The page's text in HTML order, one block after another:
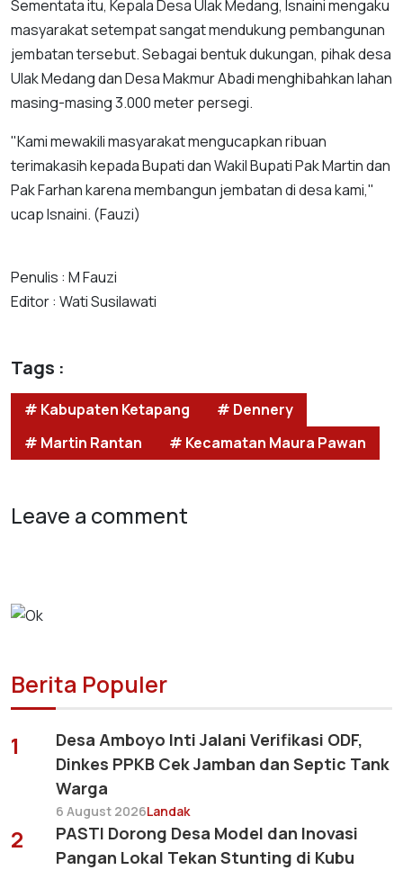
Sementata itu, Kepala Desa Ulak Medang, Isnaini mengaku
masyarakat setempat sangat mendukung pembangunan
jembatan tersebut. Sebagai bentuk dukungan, pihak desa
Ulak Medang dan Desa Makmur Abadi menghibahkan lahan
masing-masing 3.000 meter persegi.
"Kami mewakili masyarakat mengucapkan ribuan
terimakasih kepada Bupati dan Wakil Bupati Pak Martin dan
Pak Farhan karena membangun jembatan di desa kami,"
ucap Isnaini. (Fauzi)
Penulis : M Fauzi
Editor : Wati Susilawati
Tags :
# Kabupaten Ketapang
# Dennery
# Martin Rantan
# Kecamatan Maura Pawan
Leave a comment
Berita Populer
1
Desa Amboyo Inti Jalani Verifikasi ODF,
Dinkes PPKB Cek Jamban dan Septic Tank
Warga
6 August 2026Landak
2
PASTI Dorong Desa Model dan Inovasi
Pangan Lokal Tekan Stunting di Kubu